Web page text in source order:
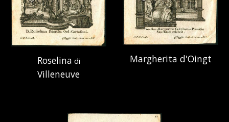
Roselina di
Villeneuve
Margherita d'Oingt